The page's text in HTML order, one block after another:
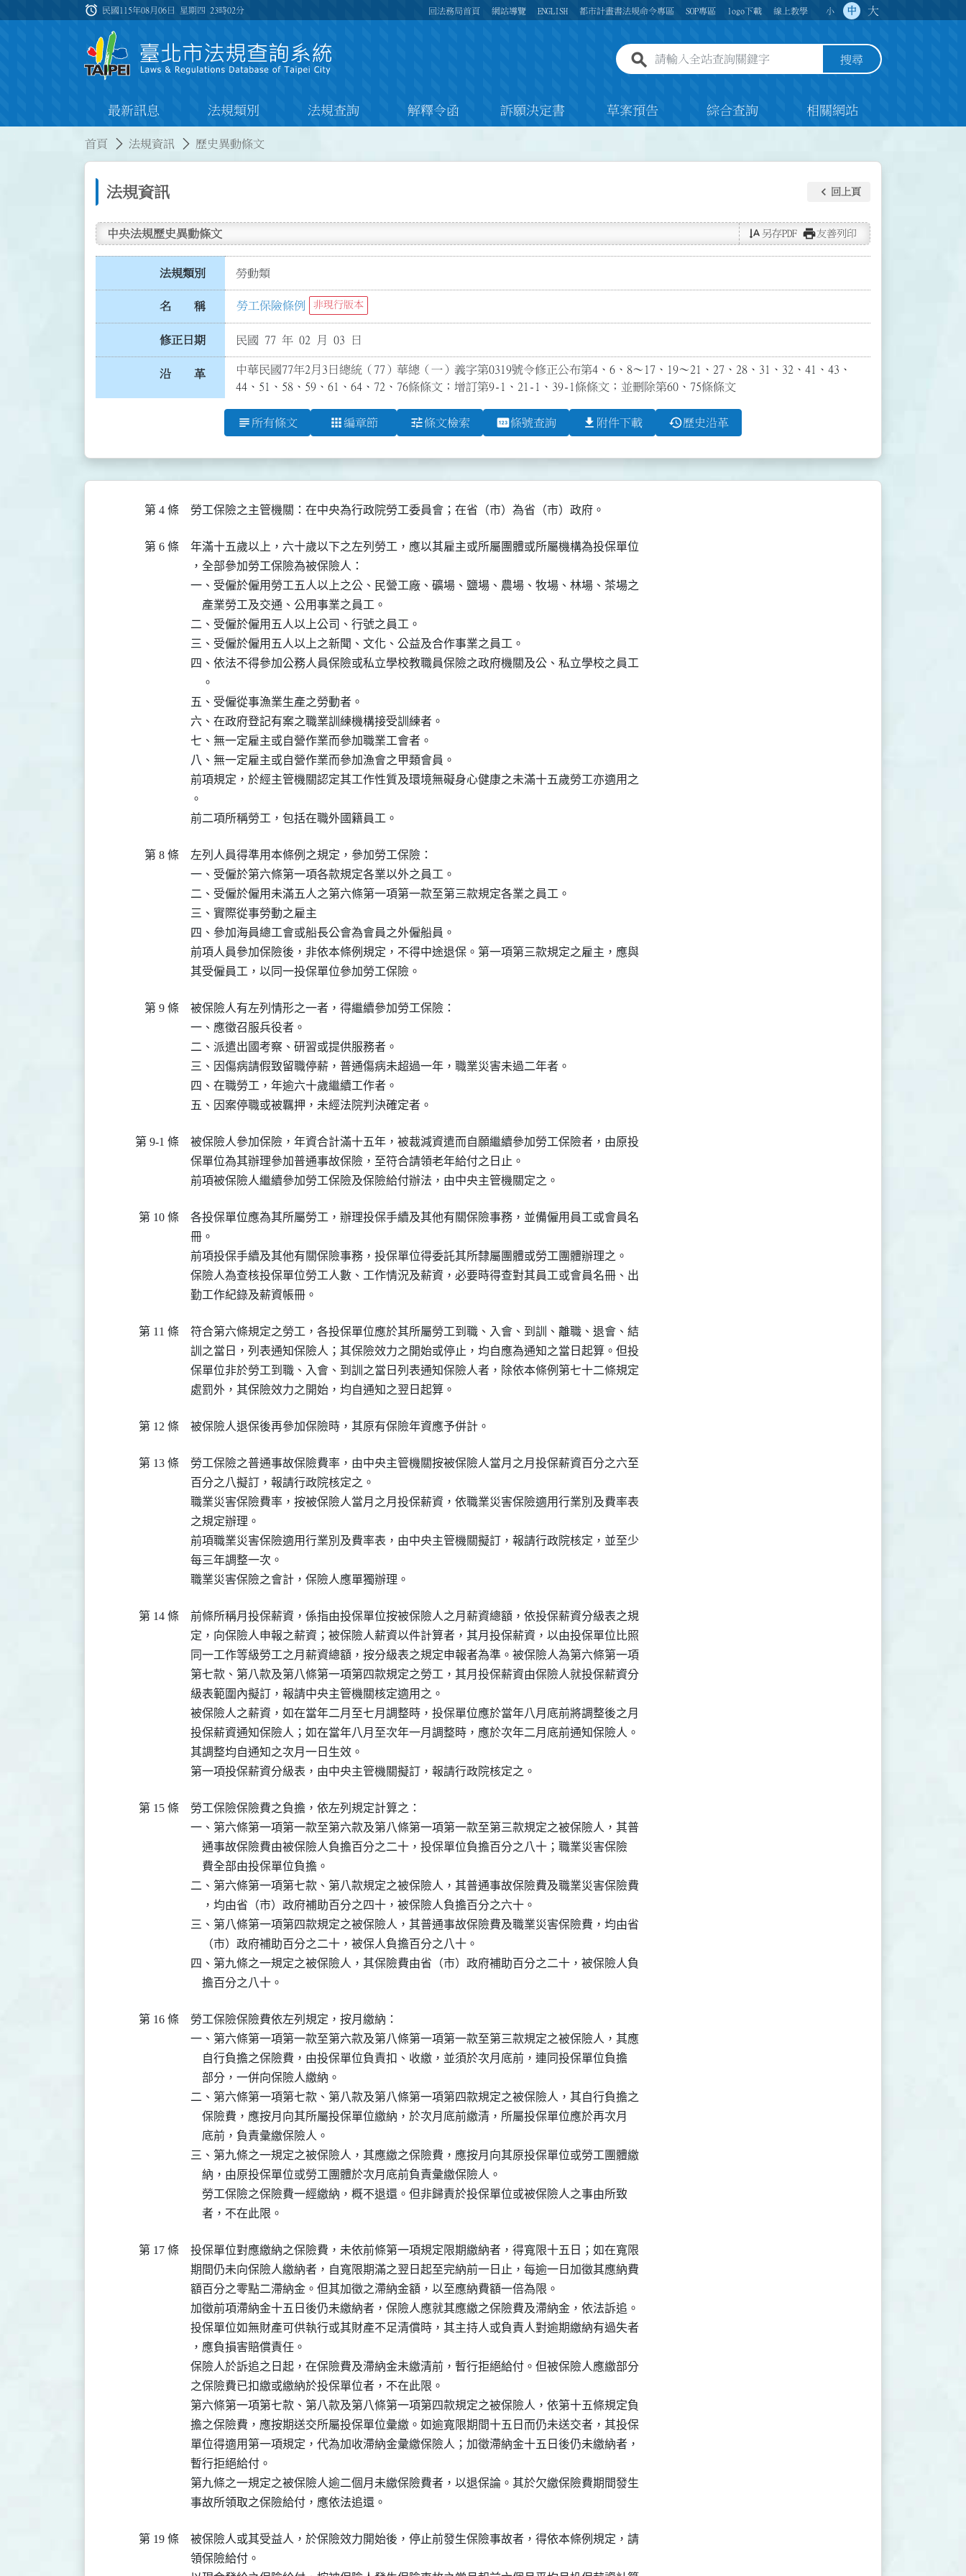
:::
alarm 民國115年08月06日 星期四23時02分 回法務局首頁 網站導覽 ENGLISH 都市計畫書法規命令專區 SOP專區 logo下載 線上教學 小 中 大
全站查詢關鍵字欄位 搜尋
最新訊息 法規類別 法規查詢 解釋令函 訴願決定書 草案預告 綜合查詢 相關網站
首頁 法規資訊 歷史異動條文
法規資訊 keyboard_arrow_left 回上頁
中央法規歷史異動條文 text_rotate_vertical 另存PDF print友善列印
法規類別 勞動類
名 稱 勞工保險條例 非現行版本
修正日期 民國 77 年 02 月 03 日
沿 革
中華民國77年2月3日總統（77）華總（一）義字第0319號令修正公布第4、6、8～17、19～21、27、28、31、32、41、43、
44、51、58、59、61、64、72、76條條文；增訂第9-1、21-1、39-1條條文；並刪除第60、75條條文
subject 所有條文 apps 編章節 tune條文檢索 pin條號查詢 file_download 附件下載 history歷史沿革
第 4 條
第 6 條
年滿十五歲以上，六十歲以下之左列勞工，應以其雇主或所屬團體或所屬機構為投保單位
，全部參加勞工保險為被保險人：
一、受僱於僱用勞工五人以上之公、民營工廠、礦場、鹽場、農場、牧場、林場、茶場之
    產業勞工及交通、公用事業之員工。
二、受僱於僱用五人以上公司、行號之員工。
三、受僱於僱用五人以上之新聞、文化、公益及合作事業之員工。
四、依法不得參加公務人員保險或私立學校教職員保險之政府機關及公、私立學校之員工
    。
五、受僱從事漁業生產之勞動者。
六、在政府登記有案之職業訓練機構接受訓練者。
七、無一定雇主或自營作業而參加職業工會者。
八、無一定雇主或自營作業而參加漁會之甲類會員。
前項規定，於經主管機關認定其工作性質及環境無礙身心健康之未滿十五歲勞工亦適用之
。
前二項所稱勞工，包括在職外國籍員工。
第 8 條
左列人員得準用本條例之規定，參加勞工保險：
一、受僱於第六條第一項各款規定各業以外之員工。
二、受僱於僱用未滿五人之第六條第一項第一款至第三款規定各業之員工。
三、實際從事勞動之雇主
四、參加海員總工會或船長公會為會員之外僱船員。
前項人員參加保險後，非依本條例規定，不得中途退保。第一項第三款規定之雇主，應與
第 9 條
被保險人有左列情形之一者，得繼續參加勞工保險：
一、應徵召服兵役者。
二、派遣出國考察、研習或提供服務者。
三、因傷病請假致留職停薪，普通傷病未超過一年，職業災害未過二年者。
四、在職勞工，年逾六十歲繼續工作者。
第 9-1 條
被保險人參加保險，年資合計滿十五年，被裁減資遣而自願繼續參加勞工保險者，由原投
保單位為其辦理參加普通事故保險，至符合請領老年給付之日止。
第 10 條
各投保單位應為其所屬勞工，辦理投保手續及其他有關保險事務，並備僱用員工或會員名
冊。
前項投保手續及其他有關保險事務，投保單位得委託其所隸屬團體或勞工團體辦理之。
保險人為查核投保單位勞工人數、工作情況及薪資，必要時得查對其員工或會員名冊、出
第 11 條
符合第六條規定之勞工，各投保單位應於其所屬勞工到職、入會、到訓、離職、退會、結
訓之當日，列表通知保險人；其保險效力之開始或停止，均自應為通知之當日起算。但投
保單位非於勞工到職、入會、到訓之當日列表通知保險人者，除依本條例第七十二條規定
第 12 條
第 13 條
勞工保險之普通事故保險費率，由中央主管機關按被保險人當月之月投保薪資百分之六至
百分之八擬訂，報請行政院核定之。
職業災害保險費率，按被保險人當月之月投保薪資，依職業災害保險適用行業別及費率表
之規定辦理。
前項職業災害保險適用行業別及費率表，由中央主管機關擬訂，報請行政院核定，並至少
每三年調整一次。
第 14 條
前條所稱月投保薪資，係指由投保單位按被保險人之月薪資總額，依投保薪資分級表之規
定，向保險人申報之薪資；被保險人薪資以件計算者，其月投保薪資，以由投保單位比照
同一工作等級勞工之月薪資總額，按分級表之規定申報者為準。被保險人為第六條第一項
第七款、第八款及第八條第一項第四款規定之勞工，其月投保薪資由保險人就投保薪資分
級表範圍內擬訂，報請中央主管機關核定適用之。
被保險人之薪資，如在當年二月至七月調整時，投保單位應於當年八月底前將調整後之月
投保薪資通知保險人；如在當年八月至次年一月調整時，應於次年二月底前通知保險人。
其調整均自通知之次月一日生效。
第 15 條
勞工保險保險費之負擔，依左列規定計算之：
一、第六條第一項第一款至第六款及第八條第一項第一款至第三款規定之被保險人，其普
    通事故保險費由被保險人負擔百分之二十，投保單位負擔百分之八十；職業災害保險
    費全部由投保單位負擔。
二、第六條第一項第七款、第八款規定之被保險人，其普通事故保險費及職業災害保險費
    ，均由省（市）政府補助百分之四十，被保險人負擔百分之六十。
三、第八條第一項第四款規定之被保險人，其普通事故保險費及職業災害保險費，均由省
    （市）政府補助百分之二十，被保人負擔百分之八十。
四、第九條之一規定之被保險人，其保險費由省（市）政府補助百分之二十，被保險人負
第 16 條
勞工保險保險費依左列規定，按月繳納：
一、第六條第一項第一款至第六款及第八條第一項第一款至第三款規定之被保險人，其應
    自行負擔之保險費，由投保單位負責扣、收繳，並須於次月底前，連同投保單位負擔
    部分，一併向保險人繳納。
二、第六條第一項第七款、第八款及第八條第一項第四款規定之被保險人，其自行負擔之
    保險費，應按月向其所屬投保單位繳納，於次月底前繳清，所屬投保單位應於再次月
    底前，負責彙繳保險人。
三、第九條之一規定之被保險人，其應繳之保險費，應按月向其原投保單位或勞工團體繳
    納，由原投保單位或勞工團體於次月底前負責彙繳保險人。
    勞工保險之保險費一經繳納，概不退還。但非歸責於投保單位或被保險人之事由所致
第 17 條
投保單位對應繳納之保險費，未依前條第一項規定限期繳納者，得寬限十五日；如在寬限
期間仍未向保險人繳納者，自寬限期滿之翌日起至完納前一日止，每逾一日加徵其應納費
額百分之零點二滯納金。但其加徵之滯納金額，以至應納費額一倍為限。
加徵前項滯納金十五日後仍未繳納者，保險人應就其應繳之保險費及滯納金，依法訴追。
投保單位如無財產可供執行或其財產不足清償時，其主持人或負責人對逾期繳納有過失者
，應負損害賠償責任。
保險人於訴追之日起，在保險費及滯納金未繳清前，暫行拒絕給付。但被保險人應繳部分
之保險費已扣繳或繳納於投保單位者，不在此限。
第六條第一項第七款、第八款及第八條第一項第四款規定之被保險人，依第十五條規定負
擔之保險費，應按期送交所屬投保單位彙繳。如逾寬限期間十五日而仍未送交者，其投保
單位得適用第一項規定，代為加收滯納金彙繳保險人；加徵滯納金十五日後仍未繳納者，
暫行拒絕給付。
第九條之一規定之被保險人逾二個月未繳保險費者，以退保論。其於欠繳保險費期間發生
第 19 條
被保險人或其受益人，於保險效力開始後，停止前發生保險事故者，得依本條例規定，請
領保險給付。